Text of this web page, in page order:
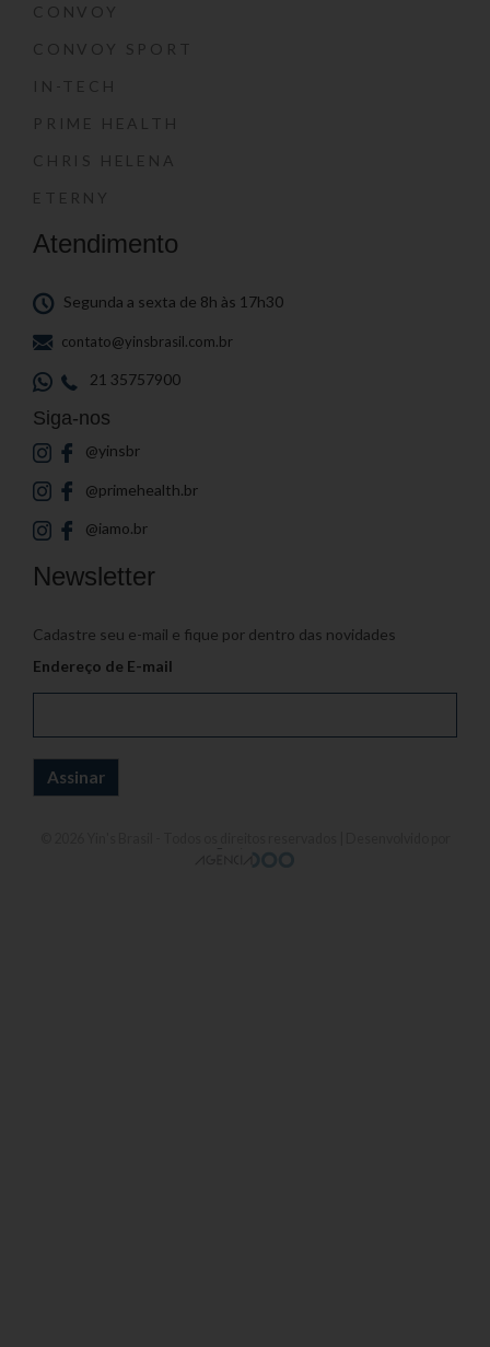
CONVOY
CONVOY SPORT
IN-TECH
PRIME HEALTH
CHRIS HELENA
ETERNY
Atendimento
Segunda a sexta de 8h às 17h30
contato@yinsbrasil.com.br
21 35757900
Siga-nos
@yinsbr
@primehealth.br
@iamo.br
Newsletter
Cadastre seu e-mail e fique por dentro das novidades
Endereço de E-mail